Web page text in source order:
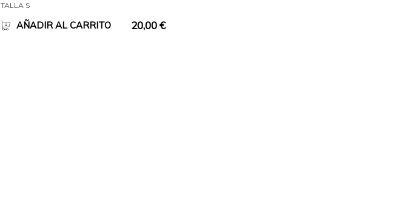
TALLA S
AÑADIR AL CARRITO 20,00€